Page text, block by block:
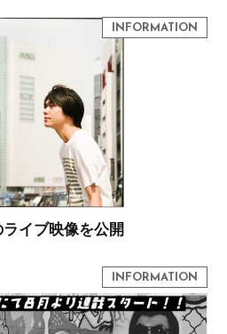
イブ映像を公開